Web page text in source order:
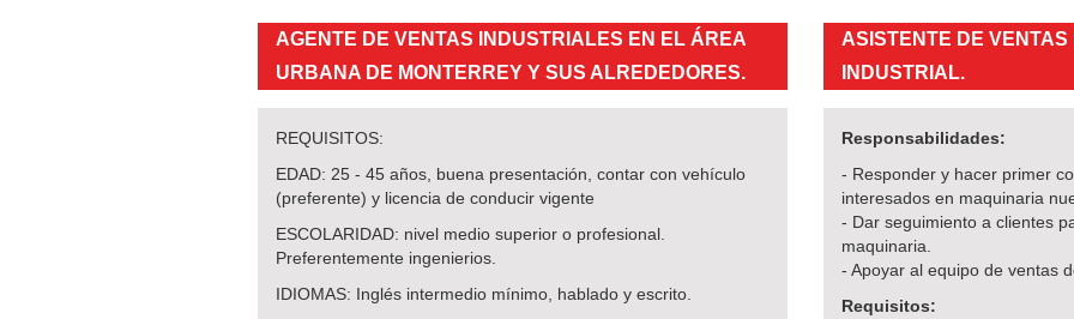
AGENTE DE VENTAS INDUSTRIALES EN EL ÁREA
URBANA DE MONTERREY Y SUS ALREDEDORES.
REQUISITOS:
EDAD: 25 - 45 años, buena presentación, contar con vehículo
(preferente) y licencia de conducir vigente
ESCOLARIDAD: nivel medio superior o profesional.
Preferentemente ingenierios.
IDIOMAS: Inglés intermedio mínimo, hablado y escrito.
ASISTENTE DE
INDUSTRIAL.
Responsabilidades:
- Responder y hacer primer
interesados en maquinaria
- Dar seguimiento a clientes
maquinaria.
- Apoyar al equipo de ventas
Requisitos: